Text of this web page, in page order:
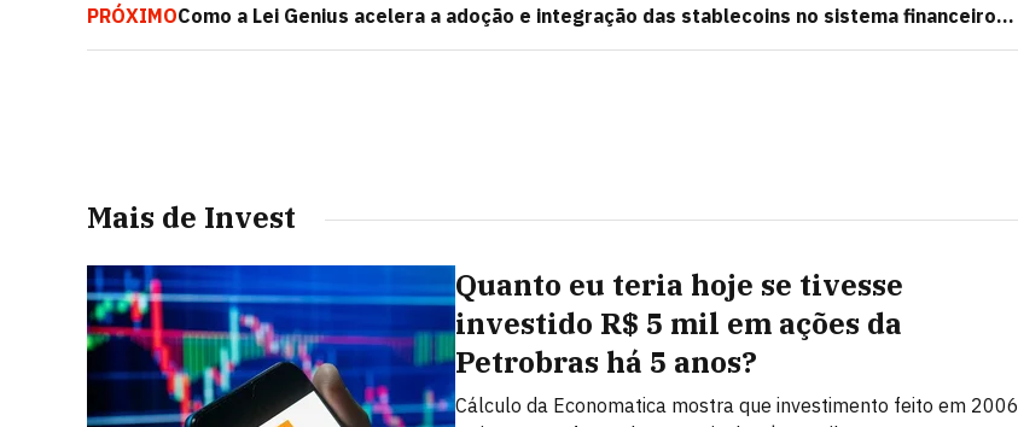
PRÓXIMOComo a Lei Genius acelera a adoção e integração das stablecoins no sistema financeiro
global
Mais de Invest
Quanto eu teria hoje se tivesse
investido R$ 5 mil em ações da
Petrobras há 5 anos?
Cálculo da Economatica mostra que investimento feito em 2006